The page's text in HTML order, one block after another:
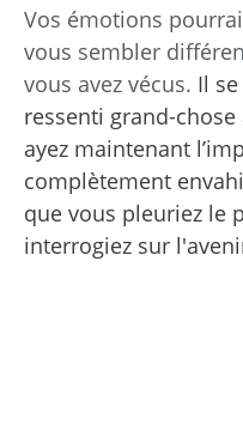
Vos émotions
vous sembler
vous avez vécus. Il
ressenti grand-
ayez maintenant
complètement
que vous pleuriez le
interrogiez sur